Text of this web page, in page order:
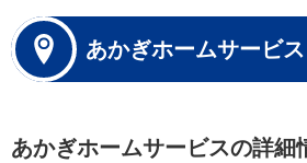
あかぎホームサービス
あかぎホームサービスの詳細